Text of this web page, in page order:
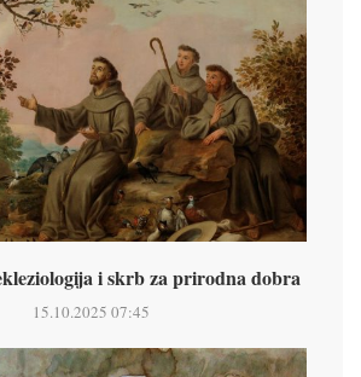
i skrb za prirodna dobra
15.10.2025 07:45